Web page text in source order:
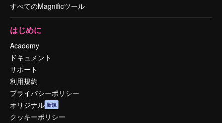
すべてのMagnificツール
はじめに
Academy
ドキュメント
サポート
利用規約
プライバシーポリシー
オリジナル 新規
クッキーポリシー